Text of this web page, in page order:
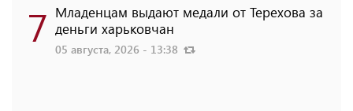
7 Младенцам выдают медали от Терехова за
деньги харьковчан
05 августа, 2026 - 13:38